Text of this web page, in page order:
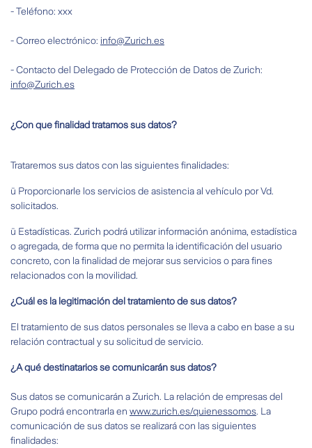
-Teléfono: xxx
- Correo electrónico: info@Zurich.es
- Contacto del Delegado de Protección de Datos de Zurich:
info@Zurich.es
¿Con que finalidad tratamos sus datos?
Trataremos sus datos con las siguientes finalidades:
ü Proporcionarle los servicios de asistencia al vehículo por Vd.
solicitados.
ü Estadísticas. Zurich podrá utilizar información anónima, estadística
o agregada, de forma que no permita la identificación del usuario
concreto, con la finalidad de mejorar sus servicios o para fines
relacionados con la movilidad.
¿Cuál es la legitimación del tratamiento de sus datos?
El tratamiento de sus datos personales se lleva a cabo en base a su
relación contractual y su solicitud de servicio.
¿A qué destinatarios se comunicarán sus datos?
Sus datos se comunicarán a Zurich. La relación de empresas del
Grupo podrá encontrarla en www.zurich.es/quienessomos. La
comunicación de sus datos se realizará con las siguientes
finalidades: